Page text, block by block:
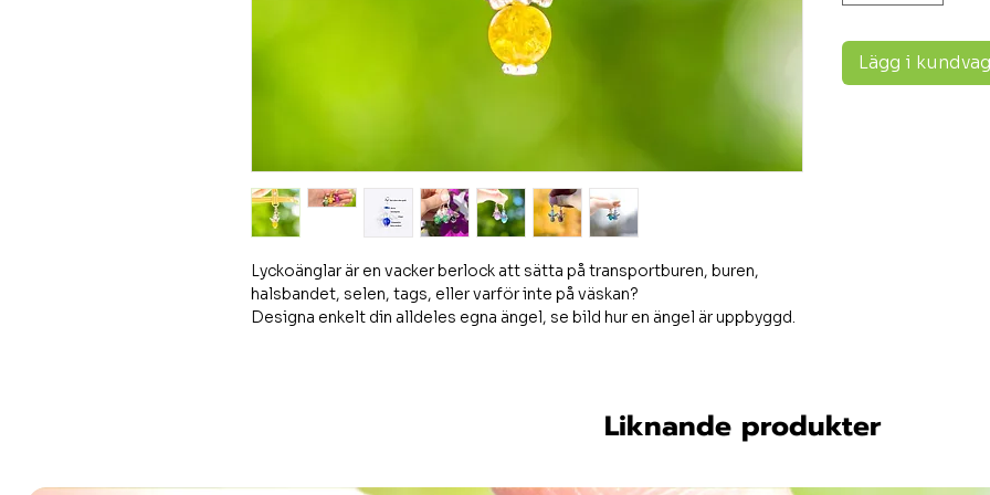
Lyckoänglar är en vacker berlock att sätta på transportburen, buren,
halsbandet, selen, tags, eller varför inte på väskan?
Designa enkelt din alldeles egna ängel, se bild hur en ängel är uppbyggd.
Lägg i
Liknande produkter